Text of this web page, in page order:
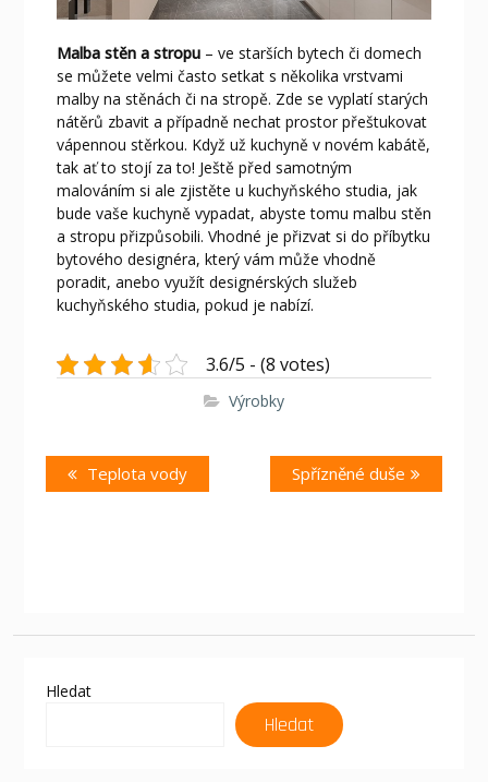
Malba stěn a stropu – ve starších bytech či domech
se můžete velmi často setkat s několika vrstvami
malby na stěnách či na stropě. Zde se vyplatí starých
nátěrů zbavit a případně nechat prostor přeštukovat
vápennou stěrkou. Když už kuchyně v novém kabátě,
tak ať to stojí za to! Ještě před samotným
malováním si ale zjistěte u kuchyňského studia, jak
bude vaše kuchyně vypadat, abyste tomu malbu stěn
a stropu přizpůsobili. Vhodné je přizvat si do příbytku
bytového designéra, který vám může vhodně
poradit, anebo využít designérských služeb
kuchyňského studia, pokud je nabízí.
3.6/5 - (8 votes)
Výrobky
Navigace
pro
Previous
post:
Teplota vody
Next
post:
Spřízněné duše
Hledat
Hledat